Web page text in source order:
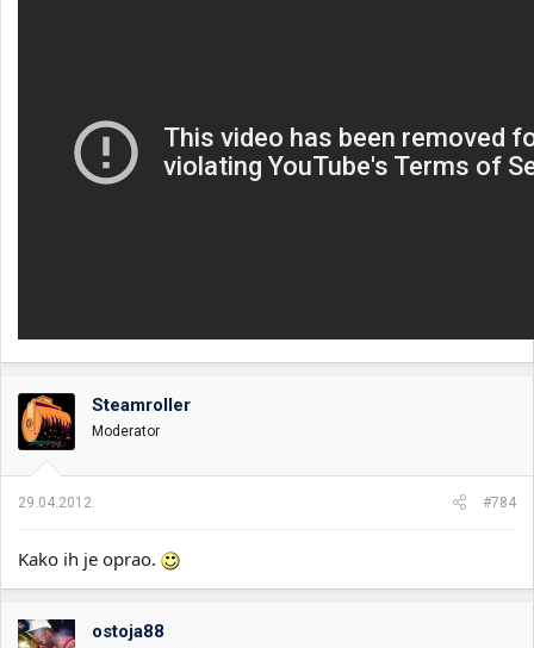
Steamroller
Moderator
29.04.2012. #784
Kako ih je oprao.
ostoja88